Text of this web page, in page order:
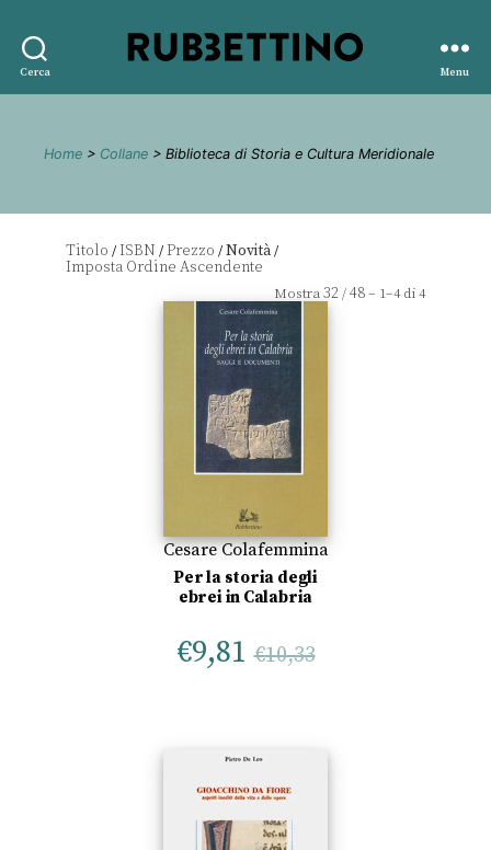
Cerca
editore
Menu
Home > Collane > Biblioteca di Storia e Cultura Meridionale
Titolo /ISBN /Prezzo /Novità/
Mostra32/48– 1–4 di 4
Cesare Colafemmina
Per la storia degli
ebrei in Calabria
€9,81 €10,33